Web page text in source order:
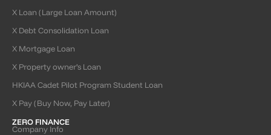
X Loan (Large Loan Amount)
X Debt Consolidation Loan
X Mortgage Loan
X Property owner’s Loan
HKIAA Cadet Pilot Program Student Loan
X Pay (Buy Now, Pay Later)
ZERO FINANCE
Company Info